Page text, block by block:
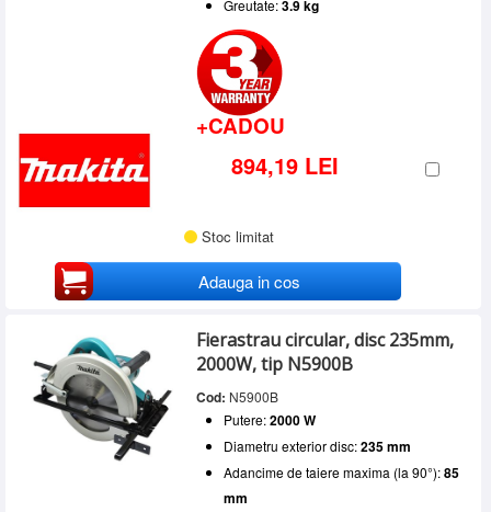
Greutate:3.9 kg
+CADOU
894,19 LEI
Stoc limitat
Adauga in cos
Fierastrau circular, disc 235mm,
2000W, tip N5900B
Cod: N5900B
Putere:2000 W
Diametru exterior disc:235 mm
Adancime de taiere maxima (la 90°):85
mm